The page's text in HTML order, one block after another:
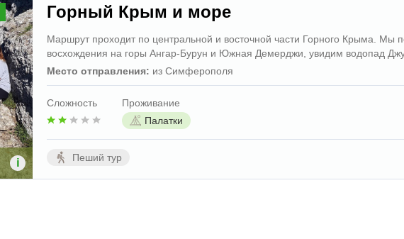
i
Горный Крым и море
Маршрут проходит по центральной и восточной части Горного Крыма. Мы
восхождения на горы Ангар-Бурун и Южная Демерджи, увидим водопад
Место отправления: из Симферополя
Сложность
Проживание
Палатки
Пеший тур